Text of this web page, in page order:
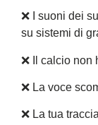
❌ I suoni dei
su sistemi di
❌ Il calcio non
❌ La voce
❌ La tua